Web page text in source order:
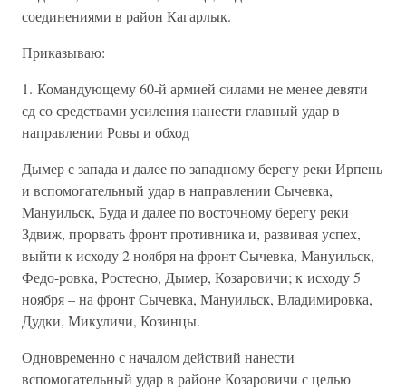
соединениями в район Кагарлык.
Приказываю:
1. Командующему 60-й армией силами не менее девяти
сд со средствами усиления нанести главный удар в
направлении Ровы и обход
Дымер с запада и далее по западному берегу реки Ирпень
и вспомогательный удар в направлении Сычевка,
Мануильск, Буда и далее по восточному берегу реки
Здвиж, прорвать фронт противника и, развивая успех,
выйти к исходу 2 ноября на фронт Сычевка, Мануильск,
Федо-ровка, Ростесно, Дымер, Козаровичи; к исходу 5
ноября – на фронт Сычевка, Мануильск, Владимировка,
Дудки, Микуличи, Козинцы.
Одновременно с началом действий нанести
вспомогательный удар в районе Козаровичи с целью